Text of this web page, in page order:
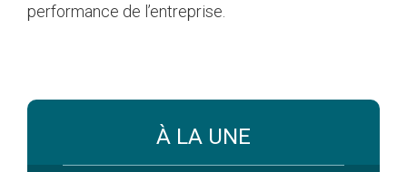
performance de l’entreprise.
À LA UNE